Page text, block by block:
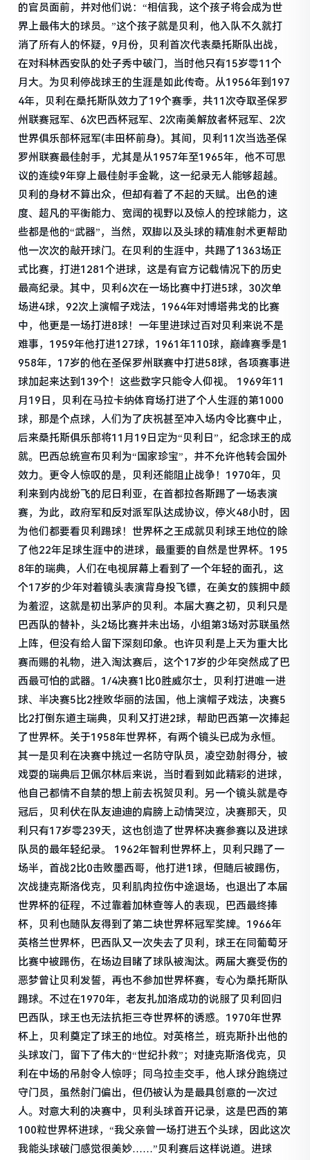
的官员面前，并对他们说：“相信我，这个孩子将会成为世
界上最伟大的球员。”这个孩子就是贝利，他入队不久就打
消了所有人的怀疑，9月份，贝利首次代表桑托斯队出战，
在对科林西安队的处子秀中破门，当时他只有15岁零11个
月大。为贝利停战球王的生涯是如此传奇。从1956年到197
4年，贝利在桑托斯队效力了19个赛季，共11次夺取圣保罗
州联赛冠军、6次巴西杯冠军、2次南美解放者杯冠军、2次
世界俱乐部杯冠军(丰田杯前身)。其间，贝利11次当选圣保
罗州联赛最佳射手，尤其是从1957年至1965年，他不可思
议的连续9年穿上最佳射手金靴，这一纪录无人能够超越。
贝利的身材不算出众，但却有着了不起的天赋。出色的速
度、超凡的平衡能力、宽阔的视野以及惊人的控球能力，这
些都是他的“武器”，当然，双脚以及头球的精准射术更帮助
他一次次的敲开球门。在贝利的生涯中，共踢了1363场正
式比赛，打进1281个进球，这是有官方记载情况下的历史
最高纪录。其中，贝利6次在一场比赛中打进5球，30次单
场进4球，92次上演帽子戏法，1964年对博塔弗戈的比赛
中，他更是一场打进8球！一年里进球过百对贝利来说不是
难事，1959年他打进127球，1961年110球，巅峰赛季是1
958年，17岁的他在圣保罗州联赛中打进58球，各项赛事进
球加起来达到139个！这些数字只能令人仰视。 1969年11
月19日，贝利在马拉卡纳体育场打进了个人生涯的第1000
球，那是个点球，人们为了庆祝甚至冲入场内令比赛中止，
后来桑托斯俱乐部将11月19日定为“贝利日”，纪念球王的成
就。巴西总统宣布贝利为“国家珍宝”，并不允许他转会国外
效力。更令人惊叹的是，贝利还能阻止战争！1970年，贝
利来到内战纷飞的尼日利亚，在首都拉各斯踢了一场表演
赛，为此，政府军和反对派军队达成协议，停火48小时，因
为他们都要看贝利踢球！世界杯之王成就贝利球王地位的除
了他22年足球生涯中的进球，最重要的自然是世界杯。195
8年的瑞典，人们在电视屏幕上看到了一个年轻的面孔，这
个17岁的少年对着镜头表演背身投飞镖，在美女的簇拥中颇
为羞涩，这就是初出茅庐的贝利。本届大赛之初，贝利只是
巴西队的替补，头2场比赛并未出场，小组第3场对苏联虽然
上阵，但没有给人留下深刻印象。也许贝利是上天为重大比
赛而赐的礼物，进入淘汰赛后，这个17岁的少年突然成了巴
西最可怕的武器。1/4决赛1比0胜威尔士，贝利打进唯一进
球、半决赛5比2挫败华丽的法国，他上演帽子戏法，决赛5
比2打倒东道主瑞典，贝利又打进2球，帮助巴西第一次捧起
了世界杯。关于1958年世界杯，有两个镜头已成为永恒。
其一是贝利在决赛中挑过一名防守队员，凌空劲射得分，被
戏耍的瑞典后卫佩尔林后来说，当时看到如此精彩的进球，
他自己都情不自禁的想上前去祝贺贝利。另一个镜头就是夺
冠后，贝利伏在队友迪迪的肩膀上动情哭泣，决赛那天，贝
利只有17岁零239天，这也创造了世界杯决赛参赛以及进球
队员的最年轻纪录。 1962年智利世界杯上，贝利只踢了一
场半，首战2比0击败墨西哥，他打进1球，但随后被踢伤，
次战捷克斯洛伐克，贝利肌肉拉伤中途退场，也退出了本届
世界杯的征程，不过靠着加林查等人的表现，巴西最终捧
杯，贝利也随队友得到了第二块世界杯冠军奖牌。1966年
英格兰世界杯，巴西队又一次失去了贝利，球王在同葡萄牙
比赛中被踢伤，在场边目睹了球队被淘汰。两届大赛受伤的
恶梦曾让贝利发誓，再也不参加世界杯赛，专心为桑托斯队
踢球。不过在1970年，老友扎加洛成功的说服了贝利回归
巴西队，球王也无法抗拒三夺世界杯的诱惑。1970年世界
杯上，贝利奠定了球王的地位。对英格兰，班克斯扑出他的
头球攻门，留下了伟大的“世纪扑救”；对捷克斯洛伐克，贝
利在中场的吊射令人惊呼；同乌拉圭交手，他人球分跑绕过
守门员，虽然射门偏出，但仍被认为是最具创意的一次过
人。对意大利的决赛中，贝利头球首开记录，这是巴西的第
100粒世界杯进球，“我父亲曾一场打进五个头球，因此这次
我能头球破门感觉很美妙……”贝利赛后这样说道。进球